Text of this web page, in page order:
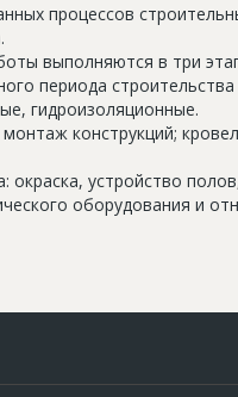
процессов
выполняются в три
периода
гидроизоляционные.
конструкций;
окраска, устройство
оборудования и